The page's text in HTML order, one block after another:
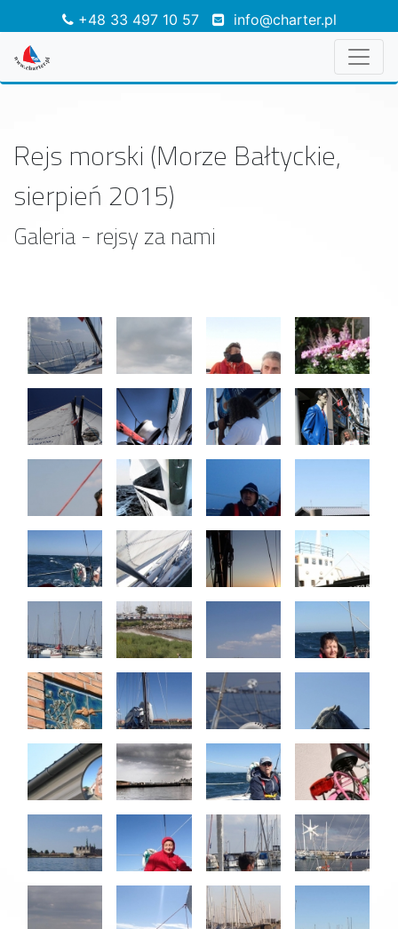
+48 33 497 10 57 info@charter.pl
Rejs morski (Morze Bałtyckie,
sierpień 2015)
Galeria - rejsy za nami